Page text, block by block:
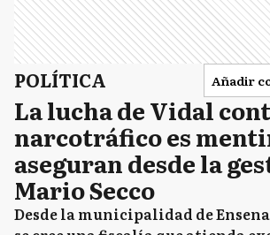
POLÍTICA Añadir
La lucha de Vidal
narcotráfico es
aseguran desde la
Mario Secco
Desde la municipalidad de